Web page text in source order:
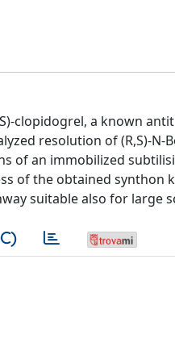
clopidogrel, a known
resolution of (R,S)-N-
of an immobilized
of the obtained synthon
suitable also for large